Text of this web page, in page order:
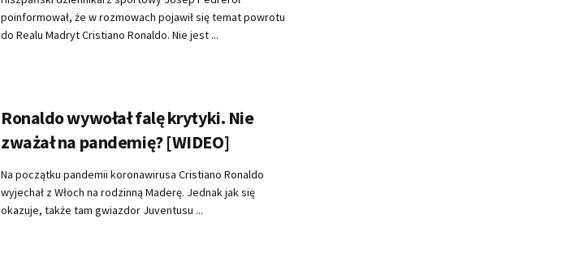
poinformował, że w rozmowach pojawił się temat powrotu
do Realu Madryt Cristiano Ronaldo. Nie jest ...
Ronaldo wywołał falę krytyki. Nie
zważał na pandemię? [WIDEO]
Na początku pandemii koronawirusa Cristiano Ronaldo
wyjechał z Włoch na rodzinną Maderę. Jednak jak się
okazuje, także tam gwiazdor Juventusu ...